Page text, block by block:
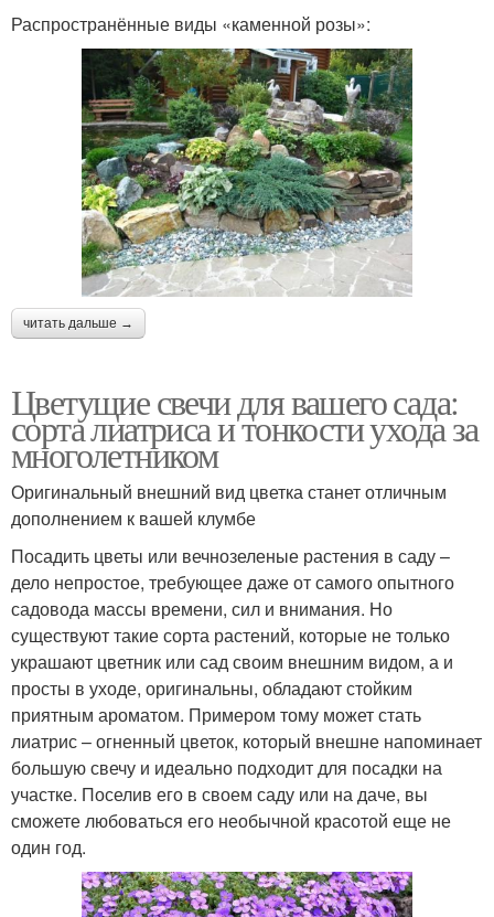
Распространённые виды «каменной розы»:
читать дальше →
Цветущие свечи для вашего сада:
сорта лиатриса и тонкости ухода за
многолетником
Оригинальный внешний вид цветка станет отличным
дополнением к вашей клумбе
Посадить цветы или вечнозеленые растения в саду –
дело непростое, требующее даже от самого опытного
садовода массы времени, сил и внимания. Но
существуют такие сорта растений, которые не только
украшают цветник или сад своим внешним видом, а и
просты в уходе, оригинальны, обладают стойким
приятным ароматом. Примером тому может стать
лиатрис – огненный цветок, который внешне напоминает
большую свечу и идеально подходит для посадки на
участке. Поселив его в своем саду или на даче, вы
сможете любоваться его необычной красотой еще не
один год.